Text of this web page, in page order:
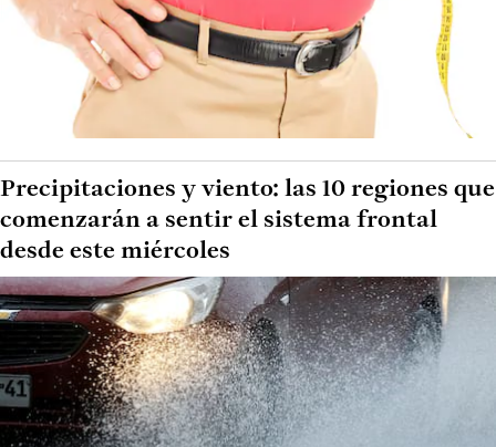
Precipitaciones y viento: las 10 regiones que
comenzarán a sentir el sistema frontal
desde este miércoles